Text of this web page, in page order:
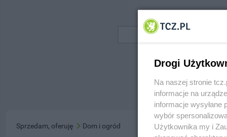
Sprzedam, oferuję Dom i ogród
Drogi
Na naszej stronie
informacje na
informacje wysyłane
wybór
Użytkownika my i